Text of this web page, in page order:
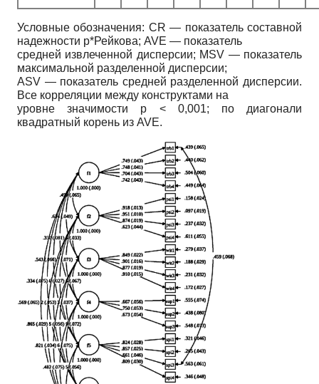
Условные обозначения: CR — показатель составной
надежности р*Рейкова; AVE — показатель
средней извлеченной дисперсии; MSV — показатель
максимальной разделенной дисперсии;
ASV — показатель средней разделенной дисперсии.
Все корреляции между конструктами на
уровне значимости p < 0,001; по диагонали
квадратный корень из AVE.